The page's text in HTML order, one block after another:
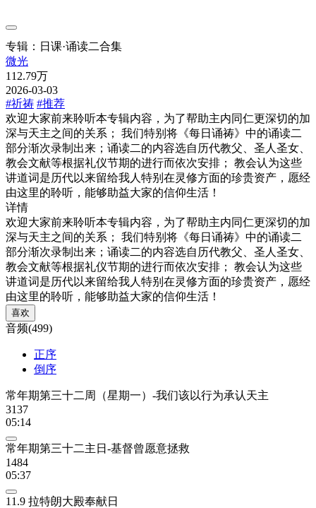
专辑：日课·诵读二合集
微光
112.79万
2026-03-03
#祈祷 #推荐
欢迎大家前来聆听本专辑内容，为了帮助主内同仁更深切的加
深与天主之间的关系； 我们特别将《每日诵祷》中的诵读二
部分渐次录制出来；诵读二的内容选自历代教父、圣人圣女、
教会文献等根据礼仪节期的进行而依次安排； 教会认为这些
讲道词是历代以来留给我人特别在灵修方面的珍贵资产，愿经
由这里的聆听，能够助益大家的信仰生活！
详情
欢迎大家前来聆听本专辑内容，为了帮助主内同仁更深切的加
深与天主之间的关系； 我们特别将《每日诵祷》中的诵读二
部分渐次录制出来；诵读二的内容选自历代教父、圣人圣女、
教会文献等根据礼仪节期的进行而依次安排； 教会认为这些
讲道词是历代以来留给我人特别在灵修方面的珍贵资产，愿经
由这里的聆听，能够助益大家的信仰生活！
喜欢
音频(499)
正序
倒序
常年期第三十二周（星期一）-我们该以行为承认天主
3137
05:14
常年期第三十二主日-基督曾愿意拯救
1484
05:37
11.9 拉特朗大殿奉献日